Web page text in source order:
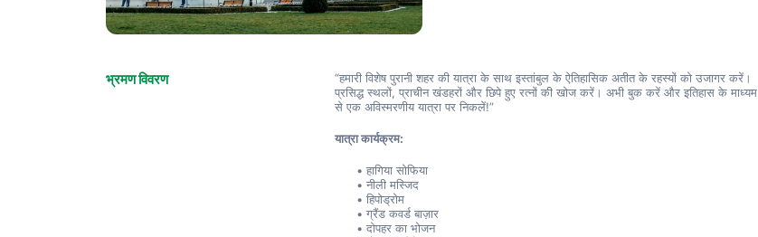
भ्रमण विवरण
“हमारी विशेष पुरानी शहर की यात्रा के साथ इस्तांबुल के ऐतिहासिक अतीत के रहस्यों को उजागर करें।
प्रसिद्ध स्थलों, प्राचीन खंडहरों और छिपे हुए रत्नों की खोज करें। अभी बुक करें और इतिहास के माध्यम
से एक अविस्मरणीय यात्रा पर निकलें!”
यात्रा कार्यक्रम:
हागिया सोफिया
नीली मस्जिद
हिपोड्रोम
ग्रैंड कवर्ड बाज़ार
दोपहर का भोजन